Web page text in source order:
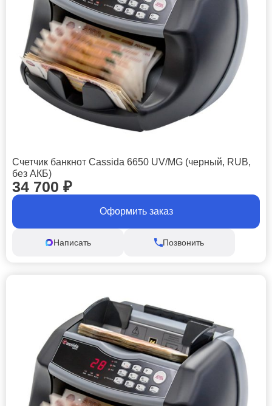
Счетчик банкнот Cassida 6650 UV/MG (черный, RUB,
без АКБ)
34 700 ₽
Оформить заказ
Написать Позвонить